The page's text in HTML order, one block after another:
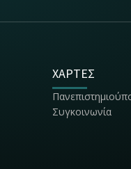
ΧΑΡΤΕΣ
Συγκοινωνία